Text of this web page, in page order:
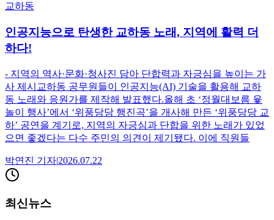
교하동
인공지능으로 탄생한 교하동 노래, 지역에 활력 더
하다!
- 지역의 역사·문화·청사진 담아 단합력과 자긍심을 높이는 가
사 제시교하동 공무원들이 인공지능(AI) 기술을 활용해 교하
동 노래와 응원가를 제작해 발표했다.올해 초 ‘정월대보름 윷
놀이 행사’에서 ‘위풍당당 행진곡’을 개사해 만든 ‘위풍당당 교
하’ 공연을 계기로, 지역의 자긍심과 단합을 위한 노래가 있었
으면 좋겠다는 다수 주민의 의견이 제기됐다. 이에 직원들
박연진 기자|2026.07.22
최신뉴스